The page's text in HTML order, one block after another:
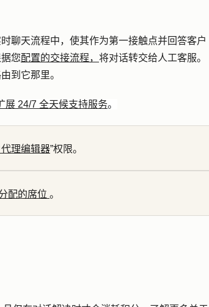
聊天流程中，使其作为第一接触点并回答客户
您配置的交接流程， 将对话转交给人工客服。
到它那里。
展 24/7 全天候支持服务。
代理编辑器”权限。
配的席位 。